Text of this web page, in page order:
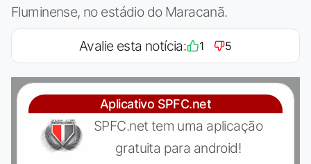
Fluminense, no estádio do Maracanã.
Avalie esta notícia: 1 5
Aplicativo SPFC.net
SPFC.net tem uma aplicação
gratuita para android!